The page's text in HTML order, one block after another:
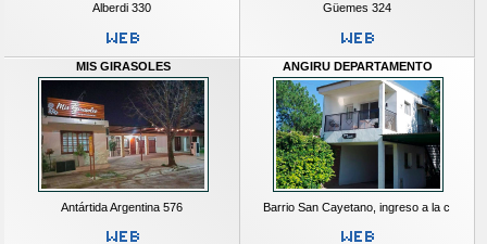
Alberdi 330 Güemes 324
MIS GIRASOLES
Antártida Argentina 576
ANGIRU DEPARTAMENTO
Barrio San Cayetano, ingreso a la c